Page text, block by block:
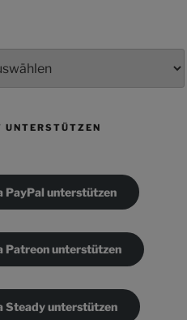
UNTERSTÜTZEN
PayPal unterstützen
Patreon unterstützen
Steady unterstützen